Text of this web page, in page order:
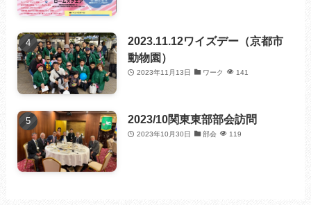
2023.11.12ワイズデー（京都市
動物園）
2023年11月13日 ワーク 141
2023/10関東東部部会訪問
2023年10月30日 部会 119